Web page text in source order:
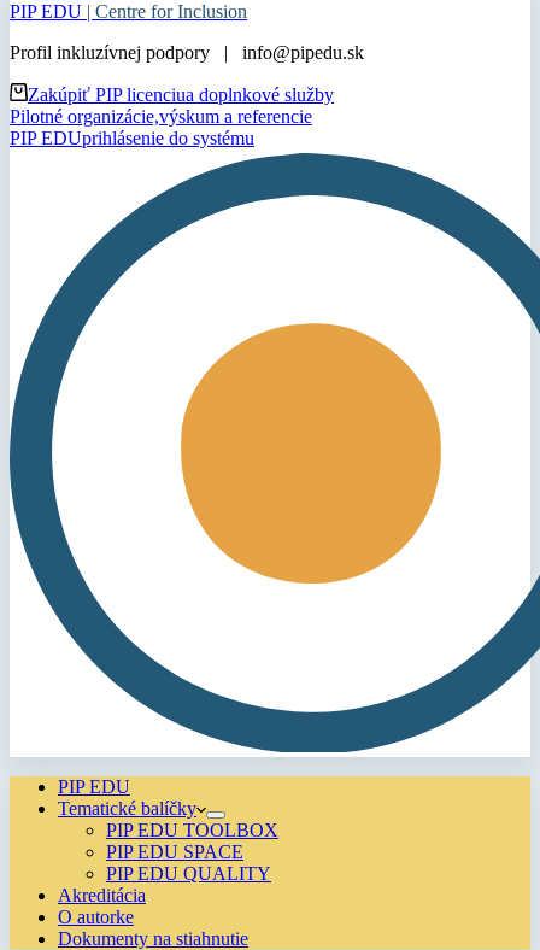
PIP EDU | Centre for Inclusion
Profil inkluzívnej podpory | info@pipedu.sk
Zakúpiť PIP licenciua doplnkové služby
Pilotné organizácie,výskum a referencie
PIP EDUprihlásenie do systému
PIP EDU
Tematické balíčky
PIP EDU TOOLBOX
PIP EDU SPACE
PIP EDU QUALITY
Akreditácia
O autorke
Dokumenty na stiahnutie